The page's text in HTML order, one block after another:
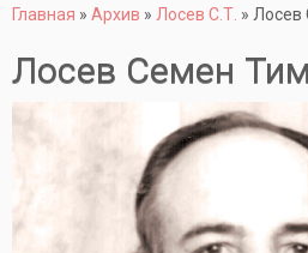
Главная » Архив » Лосев С.Т. » Лосев
Лосев Семен